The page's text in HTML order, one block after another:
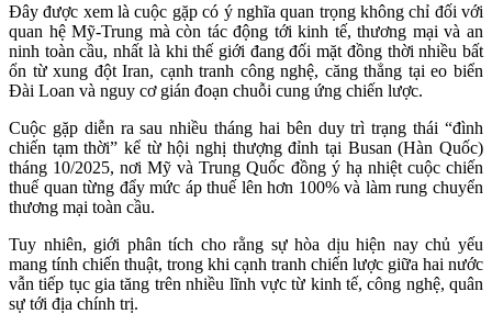
Đây được xem là cuộc gặp có ý nghĩa quan trọng không chỉ đối với
quan hệ Mỹ-Trung mà còn tác động tới kinh tế, thương mại và an
ninh toàn cầu, nhất là khi thế giới đang đối mặt đồng thời nhiều bất
ổn từ xung đột Iran, cạnh tranh công nghệ, căng thẳng tại eo biển
Đài Loan và nguy cơ gián đoạn chuỗi cung ứng chiến lược.
Cuộc gặp diễn ra sau nhiều tháng hai bên duy trì trạng thái “đình
chiến tạm thời” kể từ hội nghị thượng đỉnh tại Busan (Hàn Quốc)
tháng 10/2025, nơi Mỹ và Trung Quốc đồng ý hạ nhiệt cuộc chiến
thuế quan từng đẩy mức áp thuế lên hơn 100% và làm rung chuyển
thương mại toàn cầu.
Tuy nhiên, giới phân tích cho rằng sự hòa dịu hiện nay chủ yếu
mang tính chiến thuật, trong khi cạnh tranh chiến lược giữa hai nước
vẫn tiếp tục gia tăng trên nhiều lĩnh vực từ kinh tế, công nghệ, quân
sự tới địa chính trị.